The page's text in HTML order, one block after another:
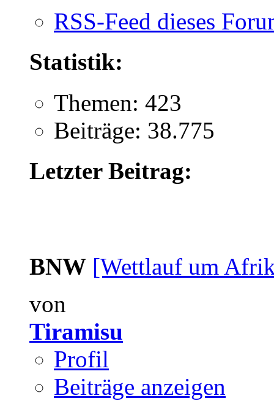
RSS-Feed dieses
Statistik:
Themen: 423
Beiträge: 38.775
Letzter Beitrag:
BNW [Wettlauf um
von
Tiramisu
Profil
Beiträge anzeigen